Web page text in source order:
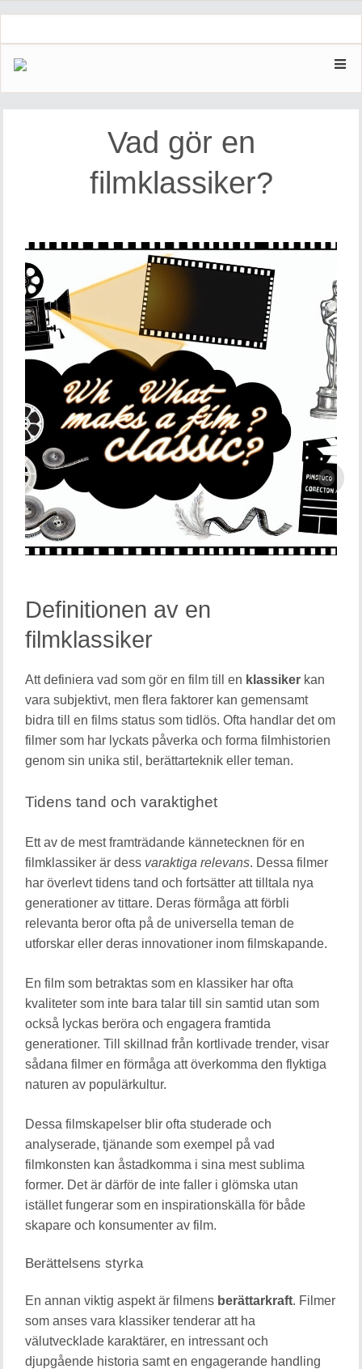
Skip
content
Vad gör en
filmklassiker?
Definitionen av en
filmklassiker
Att definiera vad som gör en film till en klassikerkan
vara subjektivt, men flera faktorer kan gemensamt
bidra till en films status som tidlös. Ofta handlar det om
filmer som har lyckats påverka och forma filmhistorien
genom sin unika stil, berättarteknik eller teman.
Tidens tand och varaktighet
Ett av de mest framträdande kännetecknen för en
filmklassiker är dess varaktiga relevans. Dessa filmer
har överlevt tidens tand och fortsätter att tilltala nya
generationer av tittare. Deras förmåga att förbli
relevanta beror ofta på de universella teman de
utforskar eller deras innovationer inom filmskapande.
En film som betraktas som en klassiker har ofta
kvaliteter som inte bara talar till sin samtid utan som
också lyckas beröra och engagera framtida
generationer. Till skillnad från kortlivade trender, visar
sådana filmer en förmåga att överkomma den flyktiga
naturen av populärkultur.
Dessa filmskapelser blir ofta studerade och
analyserade, tjänande som exempel på vad
filmkonsten kan åstadkomma i sina mest sublima
former. Det är därför de inte faller i glömska utan
istället fungerar som en inspirationskälla för både
skapare och konsumenter av film.
Berättelsens styrka
En annan viktig aspekt är filmens berättarkraft. Filmer
som anses vara klassiker tenderar att ha
välutvecklade karaktärer, en intressant och
djupgående historia samt en engagerande handling